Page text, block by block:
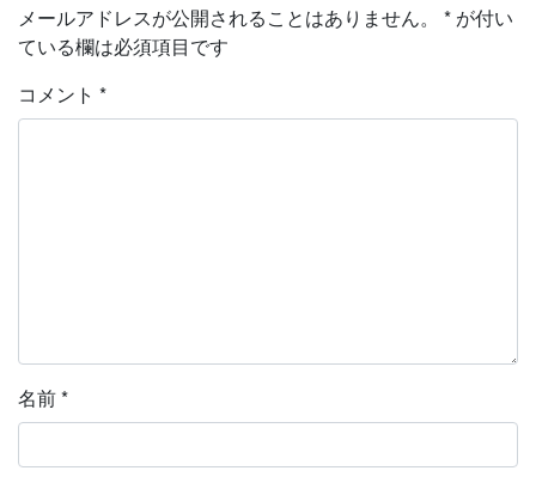
メールアドレスが公開されることはありません。 * が付い
ている欄は必須項目です
コメント *
名前*